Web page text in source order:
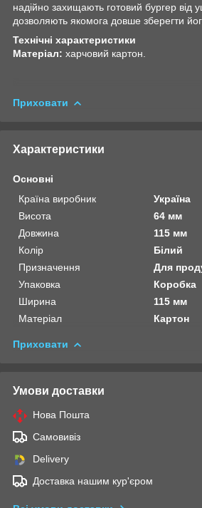
надійно захищають готовий бургер від
дозволяють якомога довше зберегти
Технічні характеристики
Матеріал: харчовий картон.
Приховати
Характеристики
Основні
Країна виробник
Україна
Висота
64 мм
Довжина
115 мм
Колір
Білий
Призначення
Для
Упаковка
Коробка
Ширина
115 мм
Матеріал
Картон
Приховати
Умови доставки
Нова Пошта
Самовивіз
Delivery
Доставка нашим кур'єром